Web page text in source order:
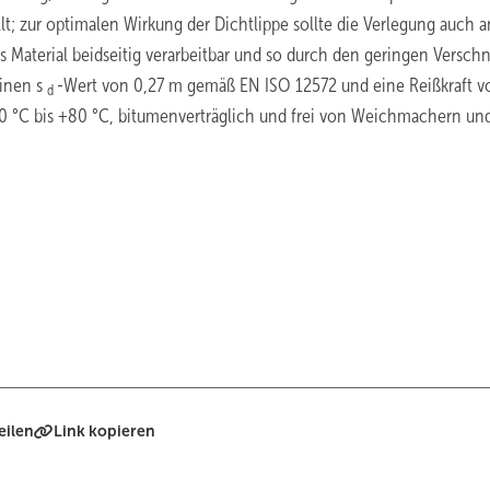
zur optimalen Wirkung der Dichtlippe sollte die Verlegung auch
beidseitig verarbeitbar und so durch den geringen
s d -Wert von 0,27 m gemäß EN ISO 12572 und eine Reißkraft
bis +80 °C, bitumenverträglich und frei von Weichmachern
Link kopieren